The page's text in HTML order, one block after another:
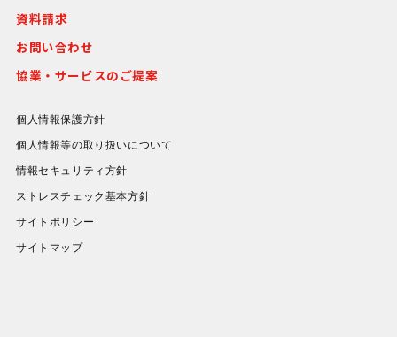
資料請求
お問い合わせ
協業・サービスのご提案
個人情報保護方針
個人情報等の取り扱いについて
情報セキュリティ方針
ストレスチェック基本方針
サイトポリシー
サイトマップ